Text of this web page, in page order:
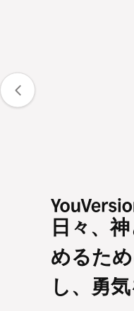
日々、
めるた
し、勇